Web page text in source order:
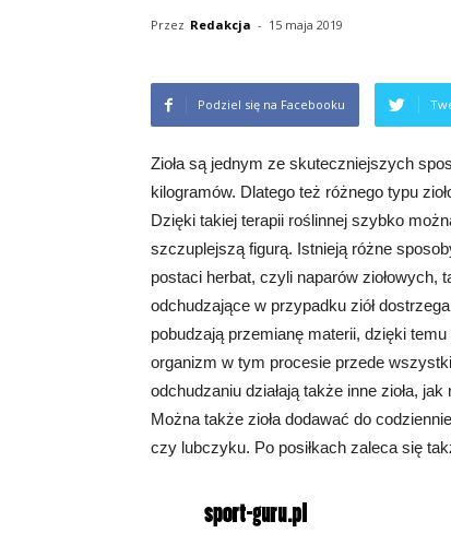
Przez Redakcja - 15 maja 2019
Podziel się na Facebooku
Zioła są jednym ze skuteczniejszych
kilogramów. Dlatego też różnego typu
Dzięki takiej terapii roślinnej szybko
szczuplejszą figurą. Istnieją różne
postaci herbat, czyli naparów ziołowych,
odchudzające w przypadku ziół
pobudzają przemianę materii, dzięki
organizm w tym procesie przede
odchudzaniu działają także inne zioła,
Można także zioła dodawać do
czy lubczyku. Po posiłkach zaleca się